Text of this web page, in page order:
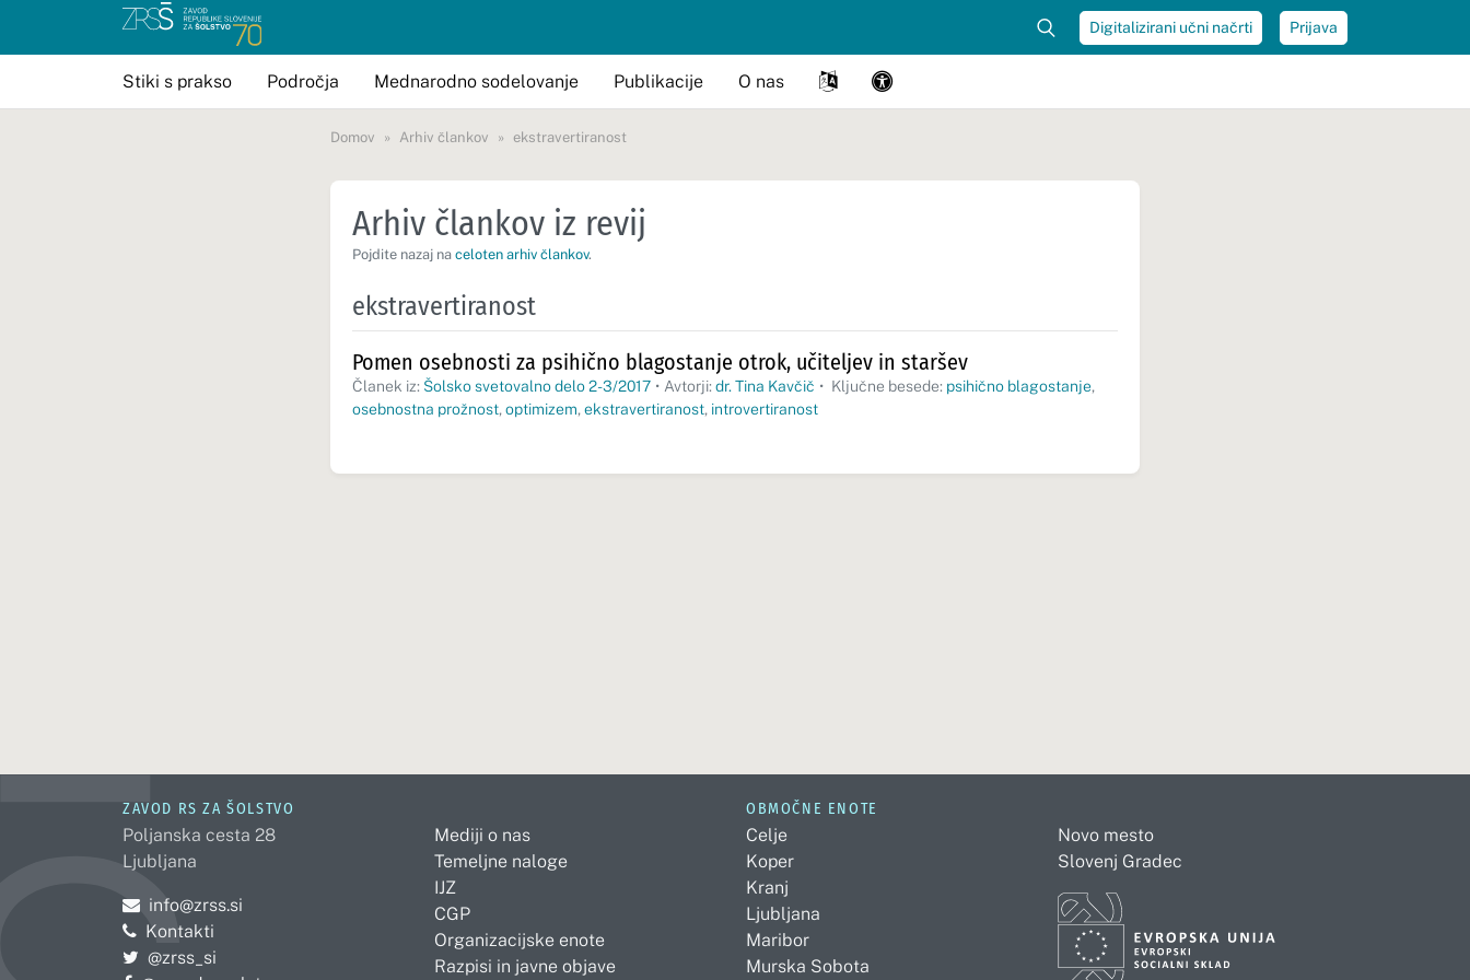
Digitalizirani učni načrti Prijava
Stiki s prakso Področja Mednarodno sodelovanje Publikacije O nas
Domov Arhiv člankov ekstravertiranost
Arhiv člankov iz revij
Pojdite nazaj na celoten arhiv člankov.
ekstravertiranost
Pomen osebnosti za psihično blagostanje otrok, učiteljev in staršev
Članek iz: Šolsko svetovalno delo 2-3/2017 • Avtorji: dr. Tina Kavčič • Ključne besede: psihično blagostanje,
osebnostna prožnost, optimizem, ekstravertiranost, introvertiranost
ZAVOD RS ZA ŠOLSTVO
Poljanska cesta 28
Ljubljana
Pošljite e-mail na
info@zrss.si
Kontakti
Pojdite na Twitter:
@zrss_si
Mediji o nas
Temeljne naloge
IJZ
CGP
Organizacijske enote
Razpisi in javne objave
OBMOČNE ENOTE
Celje
Koper
Kranj
Ljubljana
Maribor
Murska Sobota
Novo mesto
Slovenj Gradec